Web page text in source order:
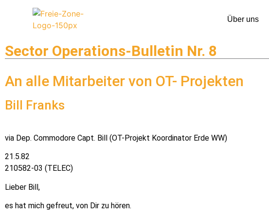
Über uns
Sector Operations-Bulletin Nr. 8
An alle Mitarbeiter von OT- Projekten
Bill Franks
via Dep. Commodore Capt. Bill (OT-Projekt Koordinator Erde WW)
21.5.82
210582-03 (TELEC)
Lieber Bill,
es hat mich gefreut, von Dir zu hören.